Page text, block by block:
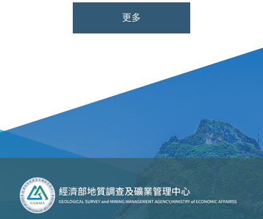
更多